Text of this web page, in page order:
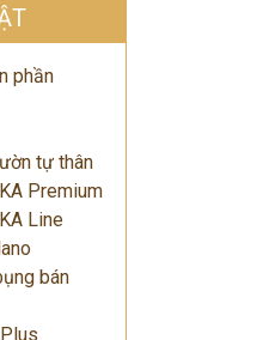
phần
tự thân
Premium
Line
bán